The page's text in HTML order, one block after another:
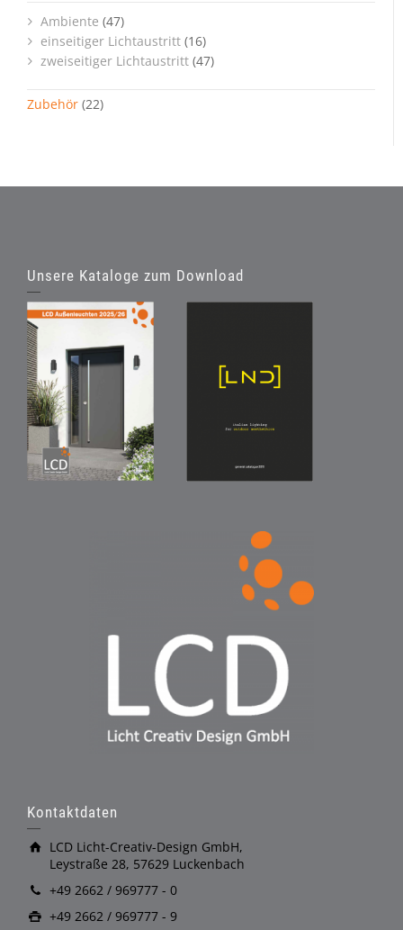
Ambiente (47)
einseitiger Lichtaustritt (16)
zweiseitiger Lichtaustritt (47)
Zubehör (22)
Unsere Kataloge zum Download
Kontaktdaten
LCD Licht-Creativ-Design GmbH,
Leystraße 28, 57629 Luckenbach
+49 2662 / 969777 - 0
+49 2662 / 969777 - 9